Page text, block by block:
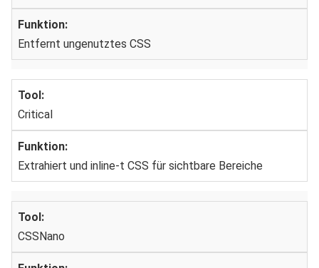
Entfernt ungenutztes CSS
Critical
Extrahiert und inline-t CSS für sichtbare Bereiche
CSSNano